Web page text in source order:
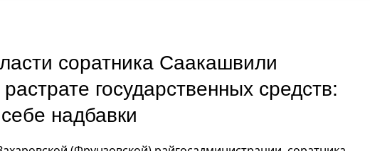
соратника Саакашвили
государственных средств:
надбавки